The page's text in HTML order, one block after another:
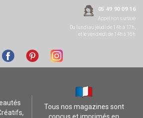
05 49 90 09 16
Appel non surtaxé
Du lundi au jeudi de 14h à 17h,
et le vendredi de 14h à 16h
Tous nos magazines sont